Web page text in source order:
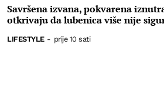
Savršena izvana, pokvarena
otkrivaju da lubenica više nije
LIFESTYLE - prije 10 sati